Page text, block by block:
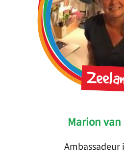
Marion van
Ambassadeur